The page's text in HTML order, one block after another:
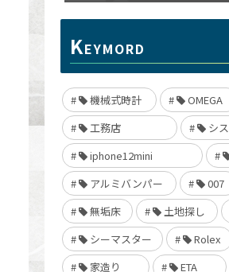
KEYMORD
機械式時計 OMEGA
工務店
シ
iphone12mini
アルミバンパー
007
無垢床
土地探し
シーマスター
Rolex
家造り
ETA